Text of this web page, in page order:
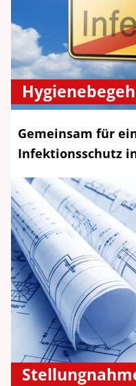
Gemeinsam für
Infektionsschutz